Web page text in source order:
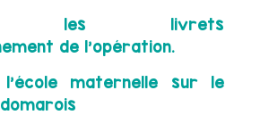
les livrets
de l’opération.
l’école maternelle sur le